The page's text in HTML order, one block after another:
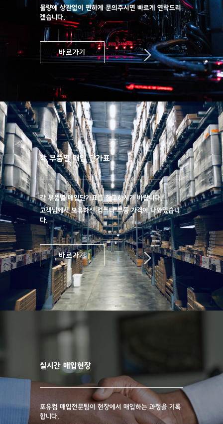
물량에 상관없이 편하게 문의주시면 빠르게 연락드리
겠습니다.
바로가기
매입단가
각 부품별 매입 단가표
각 부품별 매입단가표를 참고하시기 바랍니다.
고객님께서 보유하신 컴퓨터 부품 가격이 나와있습니
다.
바로가기
매입현장
실시간 매입현장
포유컴 매입전문팀이 현장에서 매입하는 과정을 기록
합니다.